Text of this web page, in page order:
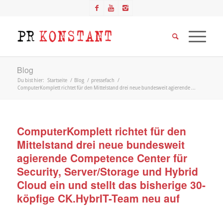
Blog
Du bist hier: Startseite / Blog / pressefach /
ComputerKomplett richtet für den Mittelstand drei neue bundesweit agierende ...
ComputerKomplett richtet für den
Mittelstand drei neue bundesweit
agierende Competence Center für
Security, Server/Storage und Hybrid
Cloud ein und stellt das bisherige 30-
köpfige CK.HybrIT-Team neu auf